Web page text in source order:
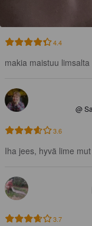
4.4
makia maistuu limsalta
@
3.6
Iha jees, hyvä lime
3.7